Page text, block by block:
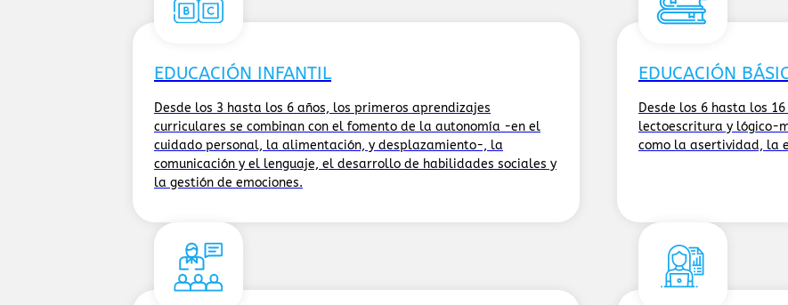
EDUCACIÓN INFANTIL
Desde los 3 hasta los 6 años, los primeros aprendizajes
curriculares se combinan con el fomento de la autonomía -en el
cuidado personal, la alimentación, y desplazamiento-, la
comunicación y el lenguaje, el desarrollo de habilidades sociales y
la gestión de emociones.
EDUCACIÓN
Desde los 6 hasta los
lectoescritura y lógico-
como la asertividad, la